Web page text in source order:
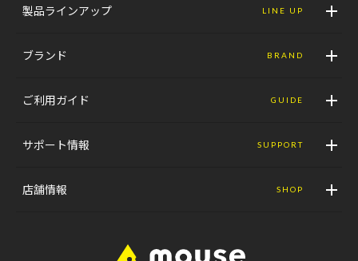
製品ラインアップ LINE UP
ブランド BRAND
ご利用ガイド GUIDE
サポート情報 SUPPORT
店舗情報 SHOP